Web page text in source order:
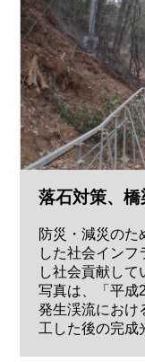
落石対策、橋
防災・減災のた
した社会インフ
し社会貢献して
写真は、「平成
発生渓流におけ
工した後の完成